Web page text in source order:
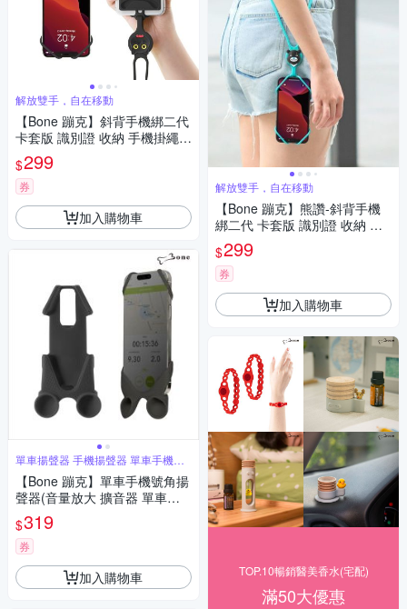
解放雙手，自在移動
【Bone 蹦克】斜背手機綁二代
卡套版 識別證 收納 手機掛繩背
帶 吊繩
$299
券
加入購物車
單車揚聲器 手機揚聲器 單車手機擴
音
【Bone 蹦克】單車手機號角揚
聲器(音量放大 擴音器 單車周
邊 揚聲器)
$319
券
加入購物車
解放雙手，自在移動
【Bone 蹦克】熊讚-斜背手機
綁二代 卡套版 識別證 收納 手
機掛繩背帶 吊繩
$299
券
加入購物車
TOP.10暢銷醫美香水(宅配)
滿50大優惠